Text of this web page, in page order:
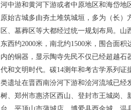
河中游和黄河下游或者中原地区和海岱地
原始古城多由夯土堆筑城垣，多为（长
区、墓葬区等大都经过统一规划布局。
东西约2000米，南北约1500米，围合面
内的铜器，显示陶寺先民不仅已经超越
代和文明时代。碳14测年和考古学系列证
类遗址在晋西南汾河下游和浍河流域已经
树、郑州市惠济区西山、登封市王城岗、